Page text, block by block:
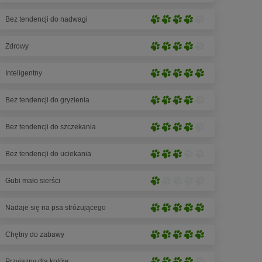
5
(3
5
Bez tendencji do nadwagi
Silne
(4
5
Zdrowy
Silne
(4
5
Inteligentny
Bardzo
rozwinięcie
na
łapek)
Bez tendencji do gryzienia
Silne
(4
5
Bez tendencji do szczekania
Silne
(4
5
Bez tendencji do uciekania
Średnie
(3
5
Gubi mało sierści
Nieznaczne
(1
5
Nadaje się na psa stróżującego
Bardzo
rozwinięcie
na
Chętny do zabawy
Bardzo